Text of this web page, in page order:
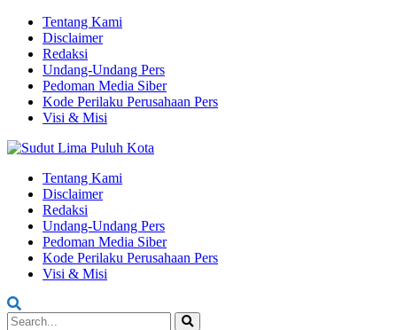
Tentang Kami
Disclaimer
Redaksi
Undang-Undang Pers
Pedoman Media Siber
Kode Perilaku Perusahaan Pers
Visi & Misi
Tentang Kami
Disclaimer
Redaksi
Undang-Undang Pers
Pedoman Media Siber
Kode Perilaku Perusahaan Pers
Visi & Misi